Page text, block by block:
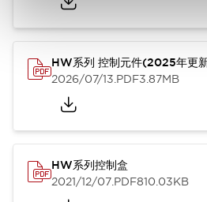
HW系列 控制元件(2025年更
2026/07/13.PDF3.87MB
HW系列控制盒
2021/12/07.PDF810.03KB